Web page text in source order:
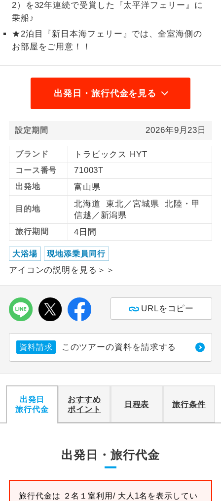
2）を32年連続で受賞した『太平洋フェリー』に
乗船♪
★2泊目『新日本海フェリー』では、全室海側の
お部屋をご用意！！
出発日・旅行代金を見る
設定期間 2026年9月23日
ブランド トラピックス HYT
コース番号 71003T
出発地 富山県
目的地
北海道 東北／宮城県 北陸・甲
信越／新潟県
旅行期間 4日間
大浴場 現地添乗員同行
アイコンの説明を見る＞＞
URLをコピー
資料請求 このツアーの資料を請求する
出発日
旅行代金
おすすめ
ポイント
日程表 旅行条件
出発日・旅行代金
旅行代金は ２名１室利用/ 大人1名を表示してい
1名様催行
2名様催行
2名様から出発可能な個人型プランで
おひとり様参
おひとり様限定でご参加いただけるコー
スです。
ご夫婦限定
ご夫婦限定でご参加いただけるコースで
す。
女性限定
女性限定でご参加いただけるコースで
す。
年齢制限あり
ご参加にあたり年齢に制限があるコース
です。
航空会社指定
利用航空会社が指定なので、ご出発の計
画にとても便利です。
ホテル指定
ご紹介するホテルを指定したコースで
おひとり様バ
ス2席利用
おひとり様でバス席を2席利⽤できま
す。